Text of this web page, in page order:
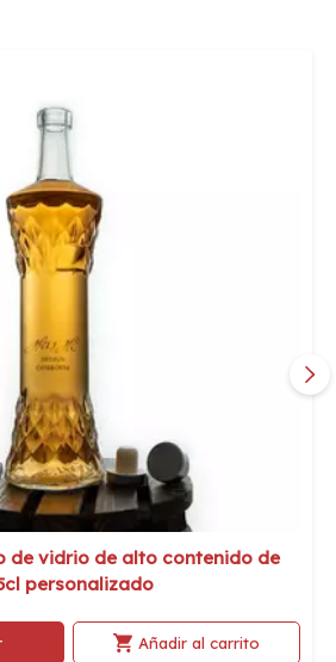
de vidrio de alto contenido de
personalizado
Añadir al carrito